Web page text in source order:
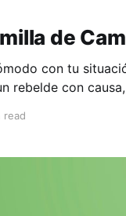
de
con tu
rebelde con
el mundo? Entonces este
read